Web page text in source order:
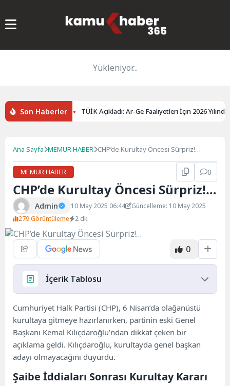
Yükleniyor...
Son Haberler
Onay TÜİK Açıkladı: Ar-Ge Faaliyetleri İçin 2026 Yılında
Ana Sayfa MEMUR HABER CHP’de Kurultay Öncesi Sürpriz!…
MEMUR HABER 0
CHP’de Kurultay Öncesi Sürpriz!…
Admin 10 May 2025 06:44
Güncelleme: 10 May 2025
279 Görüntüleme
2 dk.
0
İçerik Tablosu
Şaibe İddiaları Sonrası Kurultay Kararı
Kılıçdaroğlu Kararını Sosyal Medyada Açıkladı
Tehditlere ve Baskılara Rest
“Güneşin Altında Durmayı Görev Bildik”
Cumhuriyet Halk Partisi (CHP), 6 Nisan’da olağanüstü
kurultaya gitmeye hazırlanırken, partinin eski Genel
Başkanı Kemal Kılıçdaroğlu’ndan dikkat çeken bir
açıklama geldi. Kılıçdaroğlu, kurultayda genel başkan
adayı olmayacağını duyurdu.
Şaibe İddiaları Sonrası Kurultay Kararı